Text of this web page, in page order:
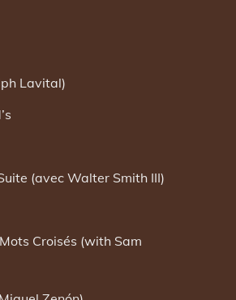
Lavital)
(avec Walter Smith III)
Croisés (with Sam